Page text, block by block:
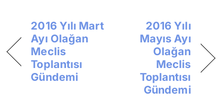
2016 Yılı Mart
Ayı Olağan
Meclis
Toplantısı
Gündemi
2016 Yılı
Mayıs Ayı
Olağan
Meclis
Toplantısı
Gündemi